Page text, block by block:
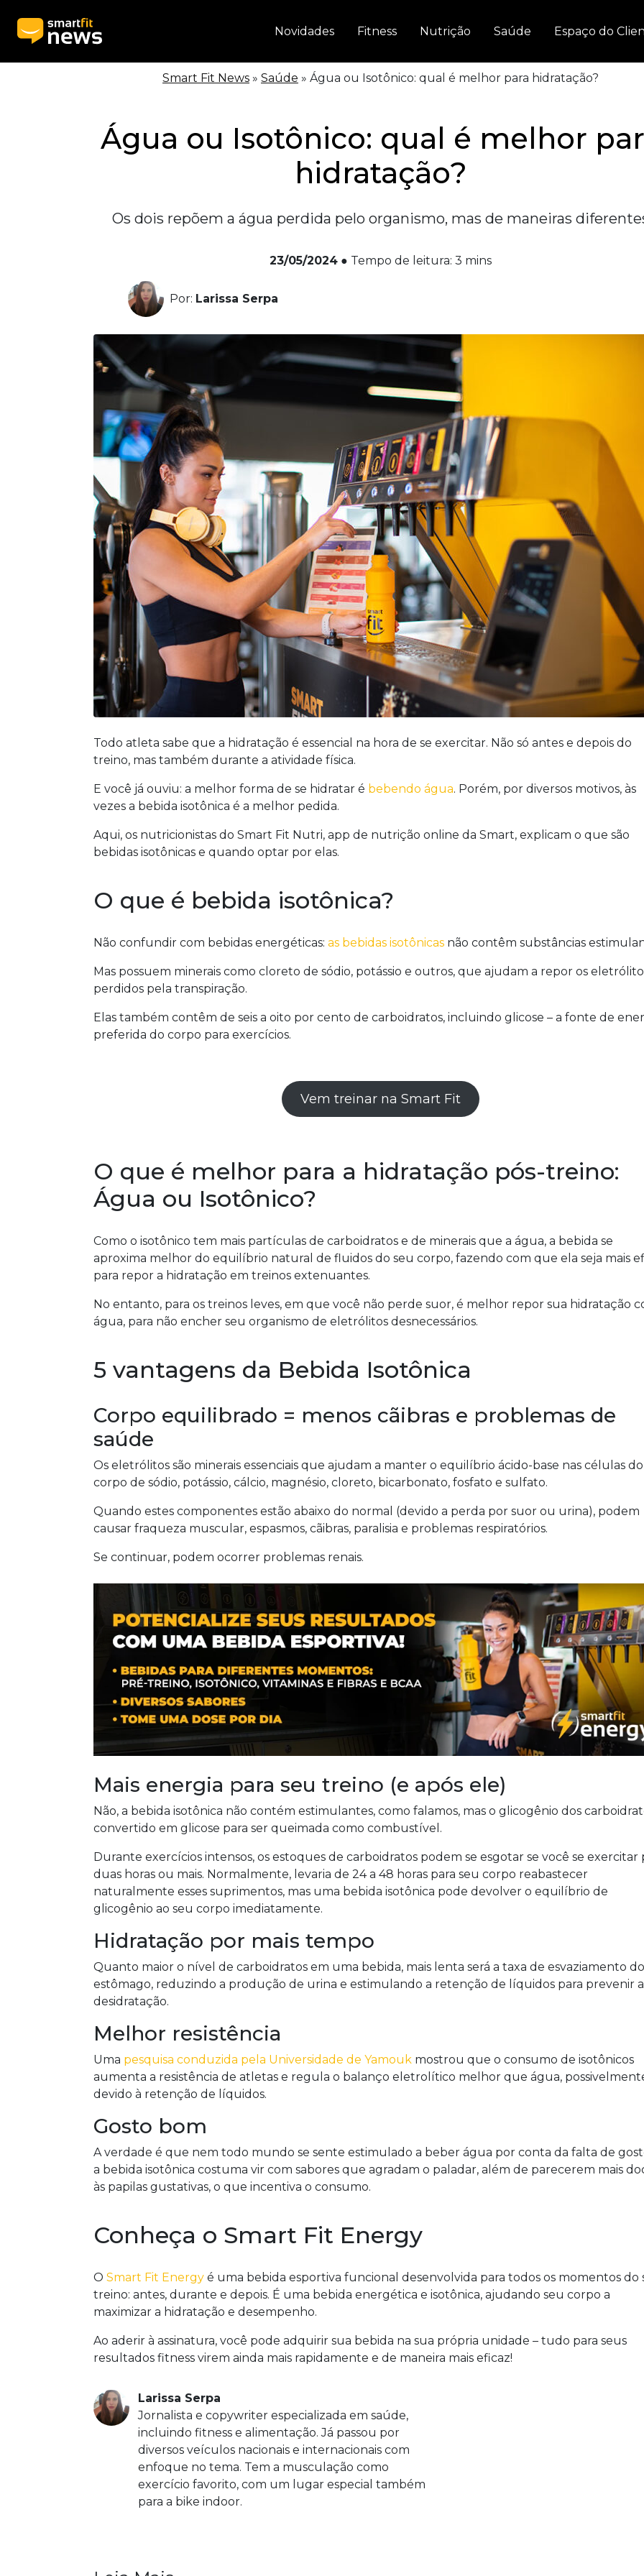
Novidades Fitness Nutrição Saúde Espaço do
Smart Fit News » Saúde » Água ou Isotônico: qual é melhor para hidratação?
Água ou Isotônico: qual é melhor
hidratação?
Os dois repõem a água perdida pelo organismo, mas de maneiras
23/05/2024 ● Tempo de leitura: 3 mins
Por: Larissa Serpa
Todo atleta sabe que a hidratação é essencial na hora de se exercitar. Não só antes e depois do
treino, mas também durante a atividade física.
E você já ouviu: a melhor forma de se hidratar é bebendo água. Porém, por diversos motivos, às
vezes a bebida isotônica é a melhor pedida.
Aqui, os nutricionistas do Smart Fit Nutri, app de nutrição online da Smart, explicam o que são
bebidas isotônicas e quando optar por elas.
O que é bebida isotônica?
Não confundir com bebidas energéticas: as bebidas isotônicasnão contêm substâncias
Mas possuem minerais como cloreto de sódio, potássio e outros, que ajudam a repor os
perdidos pela transpiração.
Elas também contêm de seis a oito por cento de carboidratos, incluindo glicose – a fonte de
preferida do corpo para exercícios.
Vem treinar na Smart Fit
O que é melhor para a hidratação pós-treino:
Água ou Isotônico?
Como o isotônico tem mais partículas de carboidratos e de minerais que a água, a bebida se
aproxima melhor do equilíbrio natural de fluidos do seu corpo, fazendo com que ela seja mais
para repor a hidratação em treinos extenuantes.
No entanto, para os treinos leves, em que você não perde suor, é melhor repor sua hidratação
água, para não encher seu organismo de eletrólitos desnecessários.
5 vantagens da Bebida Isotônica
Corpo equilibrado = menos cãibras e problemas de
saúde
Os eletrólitos são minerais essenciais que ajudam a manter o equilíbrio ácido-base nas células do
corpo de sódio, potássio, cálcio, magnésio, cloreto, bicarbonato, fosfato e sulfato.
Quando estes componentes estão abaixo do normal (devido a perda por suor ou urina), podem
causar fraqueza muscular, espasmos, cãibras, paralisia e problemas respiratórios.
Se continuar, podem ocorrer problemas renais.
Mais energia para seu treino (e após ele)
Não, a bebida isotônica não contém estimulantes, como falamos, mas o glicogênio dos
convertido em glicose para ser queimada como combustível.
Durante exercícios intensos, os estoques de carboidratos podem se esgotar se você se exercitar
duas horas ou mais. Normalmente, levaria de 24 a 48 horas para seu corpo reabastecer
naturalmente esses suprimentos, mas uma bebida isotônica pode devolver o equilíbrio de
glicogênio ao seu corpo imediatamente.
Hidratação por mais tempo
Quanto maior o nível de carboidratos em uma bebida, mais lenta será a taxa de esvaziamento do
estômago, reduzindo a produção de urina e estimulando a retenção de líquidos para prevenir a
desidratação.
Melhor resistência
Uma pesquisa conduzida pela Universidade de Yamoukmostrou que o consumo de isotônicos
aumenta a resistência de atletas e regula o balanço eletrolítico melhor que água,
devido à retenção de líquidos.
Gosto bom
A verdade é que nem todo mundo se sente estimulado a beber água por conta da falta de
a bebida isotônica costuma vir com sabores que agradam o paladar, além de parecerem mais
às papilas gustativas, o que incentiva o consumo.
Conheça o Smart Fit Energy
O Smart Fit Energyé uma bebida esportiva funcional desenvolvida para todos os momentos do
treino: antes, durante e depois. É uma bebida energética e isotônica, ajudando seu corpo a
maximizar a hidratação e desempenho.
Ao aderir à assinatura, você pode adquirir sua bebida na sua própria unidade – tudo para seus
resultados fitness virem ainda mais rapidamente e de maneira mais eficaz!
Larissa Serpa
Jornalista e copywriter especializada em saúde,
incluindo fitness e alimentação. Já passou por
diversos veículos nacionais e internacionais com
enfoque no tema. Tem a musculação como
exercício favorito, com um lugar especial também
para a bike indoor.